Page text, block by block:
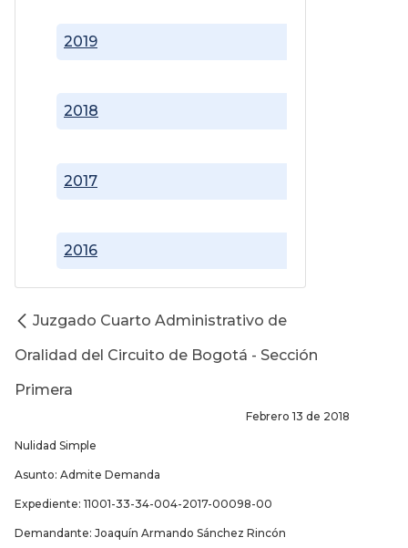
2016
2017
2018
2019
Juzgado Cuarto Administrativo de
Oralidad del Circuito de Bogotá - Sección
Primera
Febrero 13 de 2018
Nulidad Simple
Asunto: Admite Demanda
Expediente: 11001-33-34-004-2017-00098-00
Demandante: Joaquín Armando Sánchez Rincón